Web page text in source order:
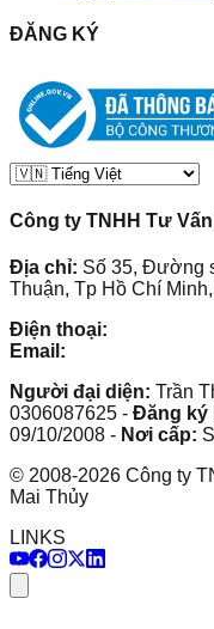
ĐĂNG KÝ
Công ty TNHH Tư
Địa chỉ: Số 35, Đường
Thuận, Tp Hồ Chí
Điện thoại:
Email:
Người đại diện: Trần
0306087625 - Đăng ký
09/10/2008 - Nơi cấp:
© 2008-2026 Công ty
Mai Thủy
LINKS